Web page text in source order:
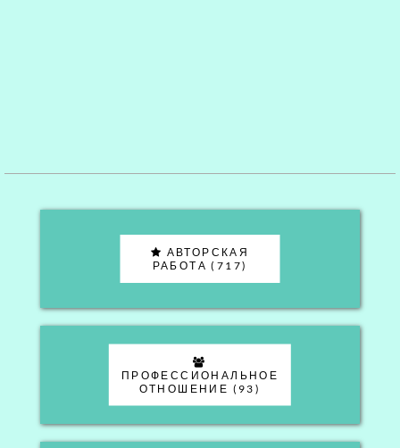
АВТОРСКАЯ
РАБОТА (717)
ПРОФЕССИОНАЛЬНОЕ
ОТНОШЕНИЕ (93)